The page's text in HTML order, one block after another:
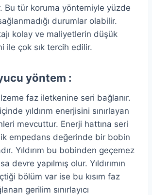
Bu tür koruma yöntemiyle yüzde
durumlar olabilir.
kolay ve maliyetlerin düşük
ile çok sık tercih edilir.
yöntem :
faz iletkenine seri bağlanır.
yıldırım enerjisini sınırlayan
mevcuttur. Enerji hattına seri
empedans değerinde bir bobin
Yıldırım bu bobinden geçemez
devre yapılmış olur. Yıldırımın
bölüm var ise bu kısım faz
gerilim sınırlayıcı